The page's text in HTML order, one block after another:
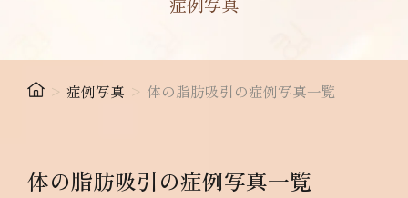
> 症例写真 > 体の脂肪吸引の症例写真一覧
体の脂肪吸引の症例写真一覧